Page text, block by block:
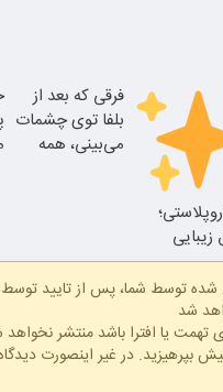
طبیعی
با ظرافت
فرقی که بعد از
بلفا توی چشمات
می‌بینی، همه
شده توسط شما، پس از تایید توسط
شد
تهمت یا افترا باشد منتشر
بپرهیزید. در غیر اینصورت